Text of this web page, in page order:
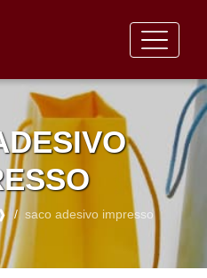
saco adesivo impresso